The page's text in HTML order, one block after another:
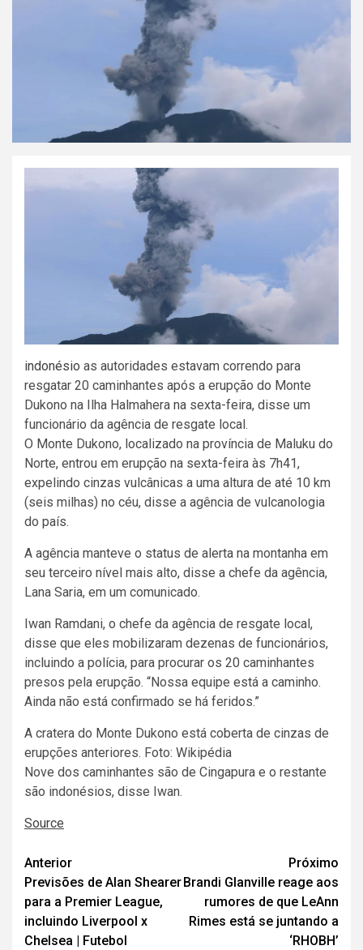
indonésio as autoridades estavam correndo para
resgatar 20 caminhantes após a erupção do Monte
Dukono na Ilha Halmahera na sexta-feira, disse um
funcionário da agência de resgate local.
O Monte Dukono, localizado na província de Maluku do
Norte, entrou em erupção na sexta-feira às 7h41,
expelindo cinzas vulcânicas a uma altura de até 10 km
(seis milhas) no céu, disse a agência de vulcanologia
do país.
A agência ‌manteve o status de alerta na montanha em
seu terceiro nível mais alto, ‌disse a chefe da agência,
Lana Saria, em um comunicado.
Iwan ⁠Ramdani, ⁠o chefe da agência de resgate local,
disse que ‌eles mobilizaram dezenas de funcionários,
incluindo a polícia, para procurar ‌os ‌20 caminhantes
presos pela erupção. “Nossa equipe está a caminho.
Ainda não está confirmado se há feridos.”
A cratera do Monte Dukono está coberta de cinzas de
erupções anteriores. Foto: Wikipédia
Nove dos caminhantes são de Cingapura e o restante
são indonésios, disse Iwan.
Source
Navegação
de
artigos
Anterior
Previsões de Alan Shearer
para a Premier League,
incluindo Liverpool x
Chelsea | Futebol
Próximo
Brandi Glanville reage aos
rumores de que LeAnn
Rimes está se juntando a
‘RHOBH’